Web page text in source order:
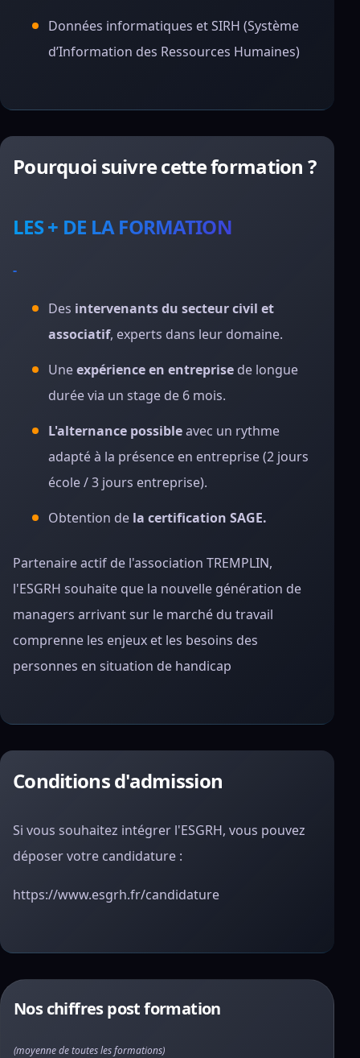
Données informatiques et SIRH (Système
d’Information des Ressources Humaines)
Pourquoi suivre cette formation ?
LES + DE LA FORMATION
-
Des intervenants du secteur civil et
associatif, experts dans leur domaine.
Uneexpérience en entreprise de longue
durée via un stage de 6 mois.
L'alternance possibleavec un rythme
adapté à la présence en entreprise (2 jours
école / 3 jours entreprise).
Obtention de la certification SAGE.
Partenaire actif de l'association TREMPLIN,
l'ESGRH souhaite que la nouvelle génération de
managers arrivant sur le marché du travail
comprenne les enjeux et les besoins des
personnes en situation de handicap
Conditions d'admission
Si vous souhaitez intégrer l'ESGRH, vous pouvez
déposer votre candidature :
https://www.esgrh.fr/candidature
Nos chiffres post formation
(moyenne de toutes les formations)